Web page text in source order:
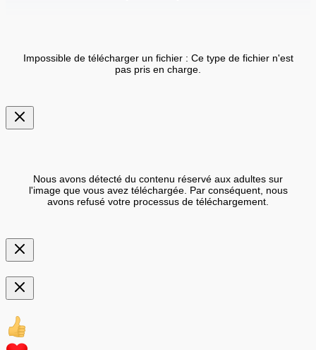
Impossible de télécharger un fichier : Ce type de fichier n'est
pas pris en charge.
Nous avons détecté du contenu réservé aux adultes sur
l'image que vous avez téléchargée. Par conséquent, nous
avons refusé votre processus de téléchargement.